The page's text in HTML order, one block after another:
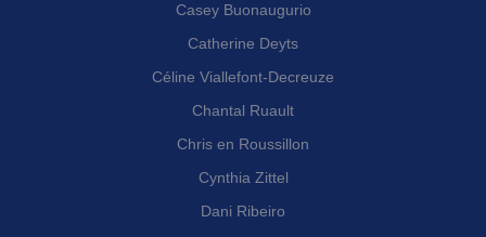
Casey Buonaugurio
Catherine Deyts
Céline Viallefont-Decreuze
Chantal Ruault
Chris en Roussillon
Cynthia Zittel
Dani Ribeiro